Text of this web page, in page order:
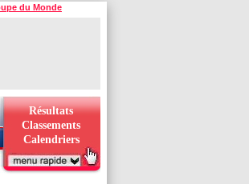
du Monde
Résultats
Classements
Calendriers